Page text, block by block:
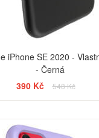
iPhone SE 2020 -
- Černá
390 Kč
548 Kč